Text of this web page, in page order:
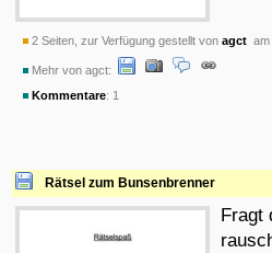
2 Seiten, zur Verfügung gestellt von agct am
Mehr von agct:
Kommentare: 1
Rätsel zum Bunsenbrenner
Fragt